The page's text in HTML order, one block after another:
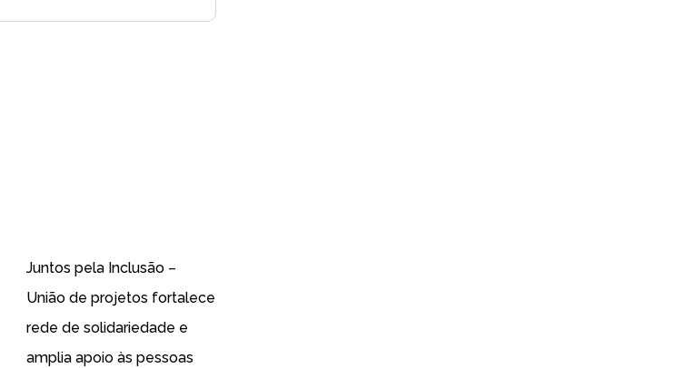
Juntos pela Inclusão –
União de projetos fortalece
rede de solidariedade e
amplia apoio às pessoas